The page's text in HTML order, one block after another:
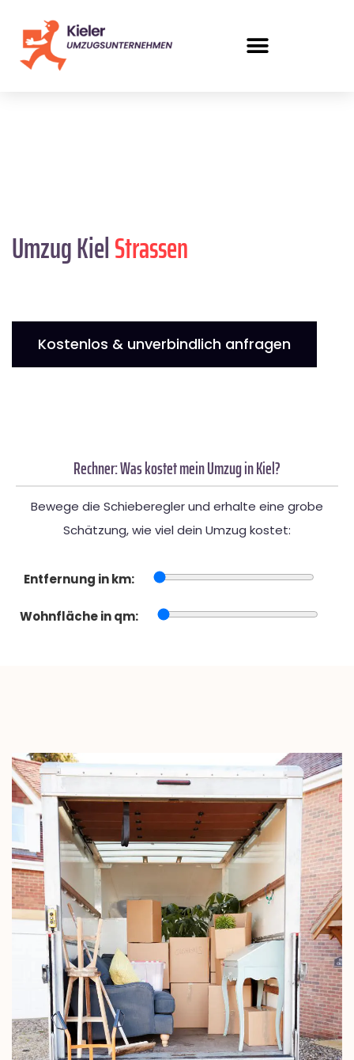
Umzug KielStrassen
Kostenlos & unverbindlich anfragen
Rechner: Was kostet mein Umzug in Kiel?
Bewege die Schieberegler und erhalte eine grobe
Schätzung, wie viel dein Umzug kostet:
Entfernung in km:
Wohnfläche in qm: